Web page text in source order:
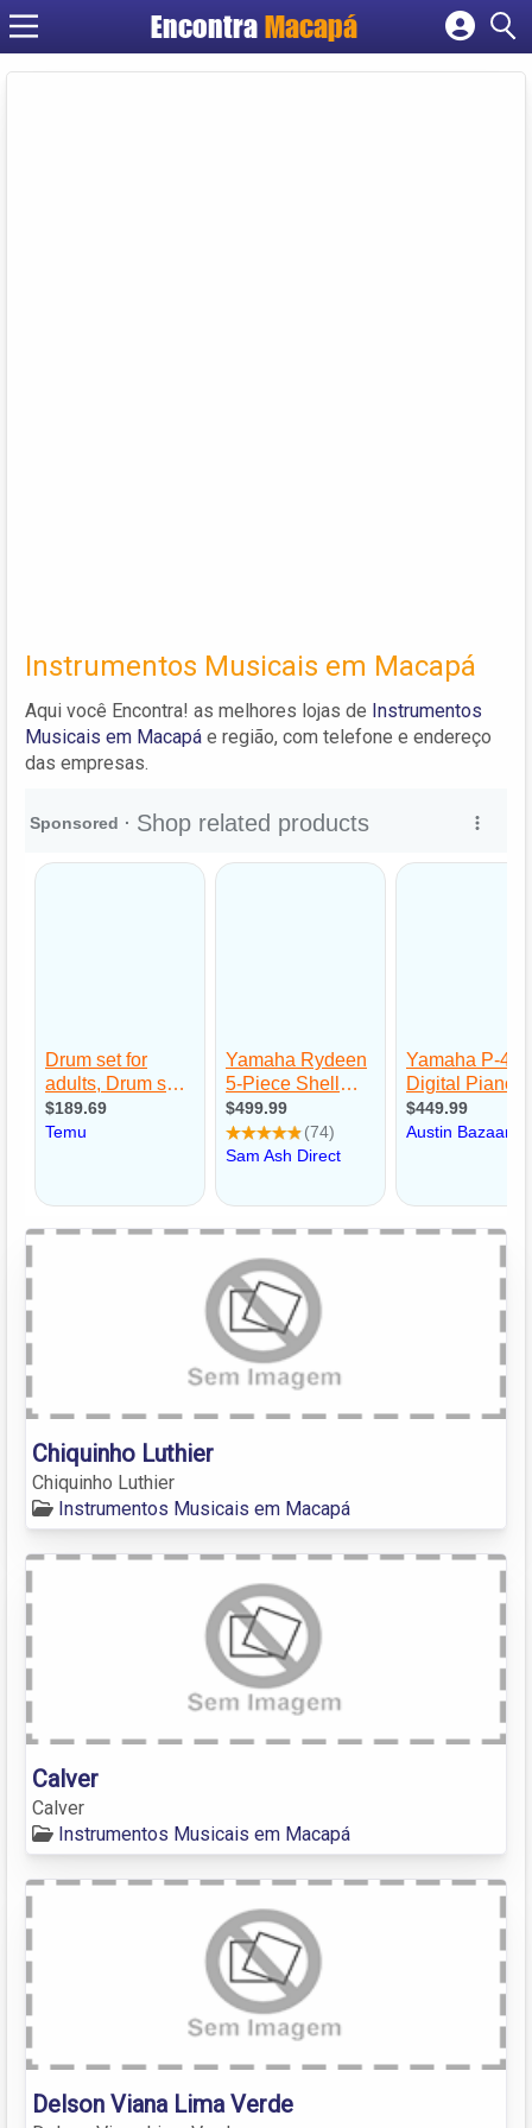
EncontraMacapá
Cadastrar empresa
Instrumentos Musicais em Macapá
Aqui você Encontra! as melhores lojas de Instrumentos
Musicais em Macapá e região, com telefone e endereço
das empresas.
Chiquinho Luthier
Chiquinho Luthier
Instrumentos Musicais em Macapá
Calver
Calver
Instrumentos Musicais em Macapá
Delson Viana Lima Verde